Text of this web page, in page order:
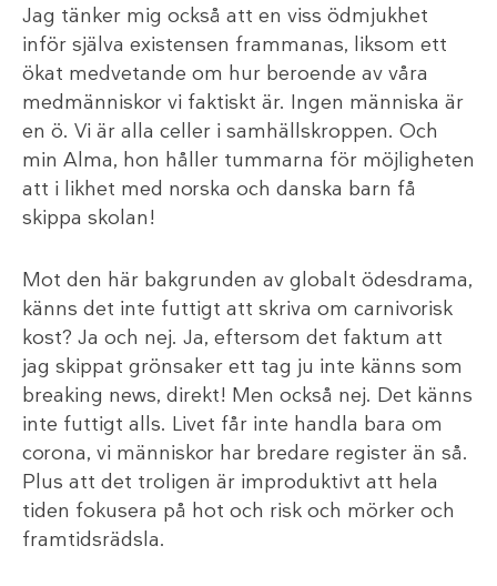
Jag tänker mig också att en viss ödmjukhet
inför själva existensen frammanas, liksom ett
ökat medvetande om hur beroende av våra
medmänniskor vi faktiskt är. Ingen människa är
en ö. Vi är alla celler i samhällskroppen. Och
min Alma, hon håller tummarna för möjligheten
att i likhet med norska och danska barn få
skippa skolan!
Mot den här bakgrunden av globalt ödesdrama,
känns det inte futtigt att skriva om carnivorisk
kost? Ja och nej. Ja, eftersom det faktum att
jag skippat grönsaker ett tag ju inte känns som
breaking news, direkt! Men också nej. Det känns
inte futtigt alls. Livet får inte handla bara om
corona, vi människor har bredare register än så.
Plus att det troligen är improduktivt att hela
tiden fokusera på hot och risk och mörker och
framtidsrädsla.